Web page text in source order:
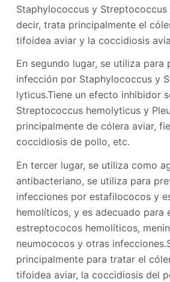
Staphylococcus y Streptococcus
decir, trata principalmente el
tifoidea aviar y la coccidiosis
En segundo lugar, se utiliza para
infección por Staphylococcus y
lyticus.Tiene un efecto inhibidor
Streptococcus hemolyticus y
principalmente de cólera aviar,
coccidiosis de pollo, etc.
En tercer lugar, se utiliza como
antibacteriano, se utiliza para
infecciones por estafilococos y
hemolíticos, y es adecuado para
estreptococos hemolíticos,
neumococos y otras
principalmente para tratar el
tifoidea aviar, la coccidiosis del